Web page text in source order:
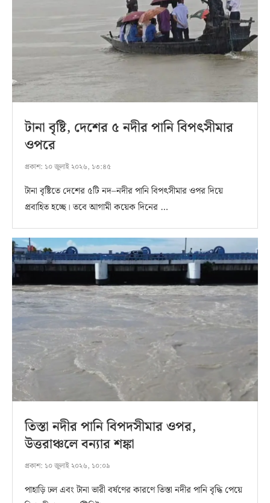
টানা বৃষ্টি, দেশের ৫ নদীর পানি বিপৎসীমার
ওপরে
প্রকাশ: ১০ জুলাই ২০২৬, ১৩:৪৫
টানা বৃষ্টিতে দেশের ৫টি নদ–নদীর পানি বিপৎসীমার ওপর দিয়ে
প্রবাহিত হচ্ছে। তবে আগামী কয়েক দিনের …
তিস্তা নদীর পানি বিপদসীমার ওপর,
উত্তরাঞ্চলে বন্যার শঙ্কা
প্রকাশ: ১০ জুলাই ২০২৬, ১০:০৯
পাহাড়ি ঢল এবং টানা ভারী বর্ষণের কারণে তিস্তা নদীর পানি বৃদ্ধি পেয়ে